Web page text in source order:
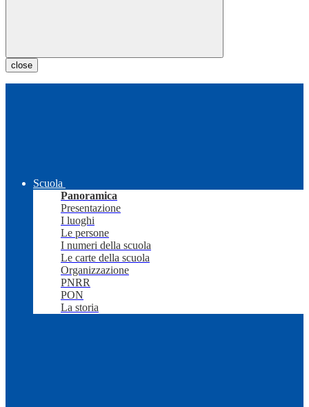
close
Scuola
Panoramica
Presentazione
I luoghi
Le persone
I numeri della scuola
Le carte della scuola
Organizzazione
PNRR
PON
La storia